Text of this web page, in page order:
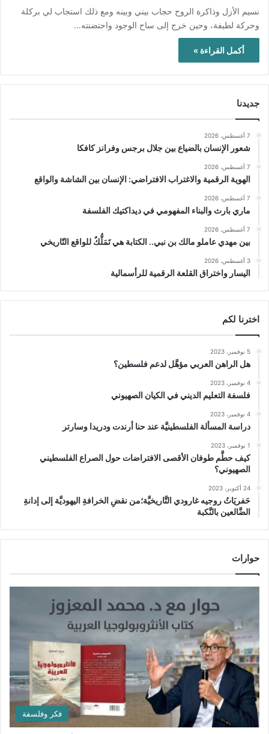
نسيم الأزل وذاكرة الروح حجاب بيني وبينه ومع ذلك استجاب لي بركلة
وحركة لطيفة، وحين خرج إلى ساح الوجود واحتضنته…
أكمل القراءة »
جديدنا
7 أغسطس، 2026
شعور الإنسان بالضياع بين جلال برجس وفرانز كافكا
7 أغسطس، 2026
الهوية الرقمية والاغتراب الافتراضي: الإنسان بين الشاشة والواقع
7 أغسطس، 2026
ماري بارث والبناء المفهومي في ديداكتيك الفلسفة
7 أغسطس، 2026
بين مهدي عاملو مالك بن نبي.. الكتابة هي تَمَلُّكٌ للواقع التّاريخي
3 أغسطس، 2026
اليسار واختراق القلعة الرقمية للرأسمالية
اخترنا لكم
5 نوفمبر، 2023
هل الراهن العربي مؤهَّل لدعم فلسطين؟
4 نوفمبر، 2023
فلسفة التعليم الديني في الكيان الصهيوني
4 نوفمبر، 2023
دراسة المسألة الفلسطينيَّة عند حنا أرندت ودريدا وسارتر
1 نوفمبر، 2023
كيف حطَّم طوفان الأقصى الافتراضات حول الصراع الفلسطيني
الصهيوني؟
24 أكتوبر، 2023
حَفريَاتُ روجيه غارودي التَّاريخيَّة؛من نقضِ الخرافةِ اليهوديَّة إلى إدانةِ
الضَّالعين بالنَّكبة
حوارات
فكر وفلسفة